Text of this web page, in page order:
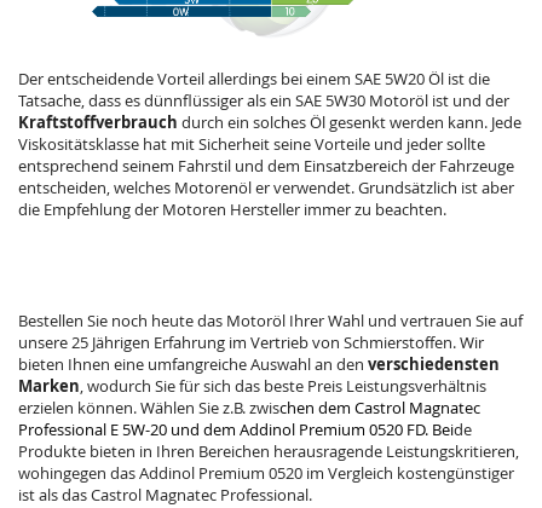
Der entscheidende Vorteil allerdings bei einem SAE 5W20 Öl ist die
Tatsache, dass es dünnflüssiger als ein SAE 5W30 Motoröl ist und der
Kraftstoffverbrauch durch ein solches Öl gesenkt werden kann. Jede
Viskositätsklasse hat mit Sicherheit seine Vorteile und jeder sollte
entsprechend seinem Fahrstil und dem Einsatzbereich der Fahrzeuge
entscheiden, welches Motorenöl er verwendet. Grundsätzlich ist aber
die Empfehlung der Motoren Hersteller immer zu beachten.
Bestellen Sie noch heute das Motoröl Ihrer Wahl und vertrauen Sie auf
unsere 25 Jährigen Erfahrung im Vertrieb von Schmierstoffen. Wir
bieten Ihnen eine umfangreiche Auswahl an den verschiedensten
Marken, wodurch Sie für sich das beste Preis Leistungsverhältnis
erzielen können. Wählen Sie z.B. zwischen dem Castrol Magnatec
Professional E 5W-20 und dem Addinol Premium 0520 FD. Beide
Produkte bieten in Ihren Bereichen herausragende Leistungskritieren,
wohingegen dasAddinol Premium 0520 im Vergleich kostengünstiger
ist als das Castrol Magnatec Professional.